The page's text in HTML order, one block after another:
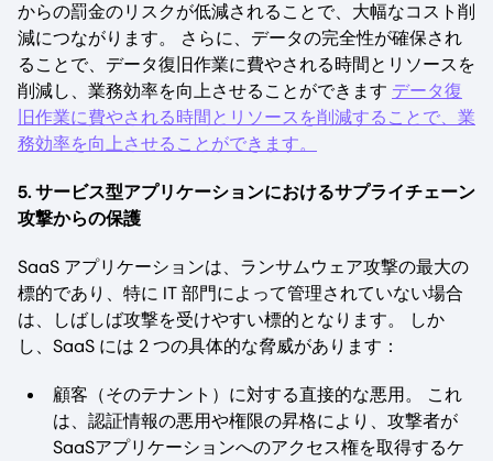
からの罰金のリスクが低減されることで、大幅なコスト削
減につながります。 さらに、データの完全性が確保され
ることで、データ復旧作業に費やされる時間とリソースを
削減し、業務効率を向上させることができます データ復
旧作業に費やされる時間とリソースを削減することで、業
務効率を向上させることができます。
5. サービス型アプリケーションにおけるサプライチェーン
攻撃からの保護
SaaS アプリケーションは、ランサムウェア攻撃の最大の
標的であり、特に IT 部門によって管理されていない場合
は、しばしば攻撃を受けやすい標的となります。 しか
し、SaaS には 2 つの具体的な脅威があります：
顧客（そのテナント）に対する直接的な悪用。 これ
は、認証情報の悪用や権限の昇格により、攻撃者が
SaaSアプリケーションへのアクセス権を取得するケ